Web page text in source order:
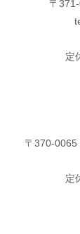
〒
定
〒370-0065
定